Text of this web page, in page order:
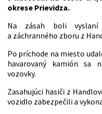
okrese Prievidza.
Na zásah boli vyslaní
a záchranného zboru z
Po príchode na miesto
havarovaný kamión sa
vozovky.
Zasahujúci hasiči z
vozidlo zabezpečili a